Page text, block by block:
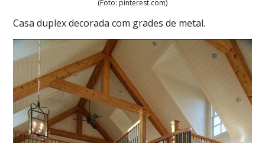
(Foto: pinterest.com)
Casa duplex decorada com grades de metal.